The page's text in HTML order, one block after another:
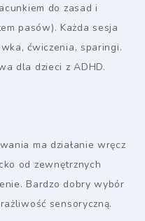
do zasad i
pasów). Każda sesja
ćwiczenia, sparingi.
dla dzieci z ADHD.
ma działanie wręcz
od zewnętrznych
Bardzo dobry wybór
sensoryczną.